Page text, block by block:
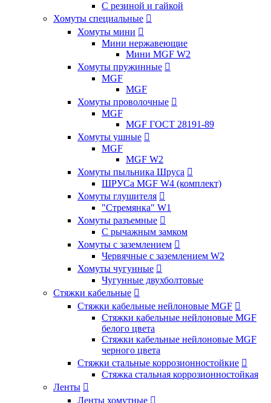
С резиной и гайкой
Хомуты специальные 
Хомуты мини 
Мини нержавеющие
Мини MGF W2
Хомуты пружинные 
MGF
MGF
Хомуты проволочные 
MGF
MGF ГОСТ 28191-89
Хомуты ушные 
MGF
MGF W2
Хомуты пыльника Шруса 
ШРУСа MGF W4 (комплект)
Хомуты глушителя 
"Стремянка" W1
Хомуты разъемные 
С рычажным замком
Хомуты с заземлением 
Червячные с заземлением W2
Хомуты чугунные 
Чугунные двухболтовые
Стяжки кабельные 
Стяжки кабельные нейлоновые MGF 
Стяжки кабельные нейлоновые MGF
белого цвета
Стяжки кабельные нейлоновые MGF
черного цвета
Стяжки стальные коррозионностойкие 
Стяжка стальная коррозионностойкая
Ленты 
Ленты хомутные 